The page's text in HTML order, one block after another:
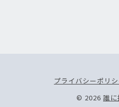
プライバシーポリ
© 2026 誰に